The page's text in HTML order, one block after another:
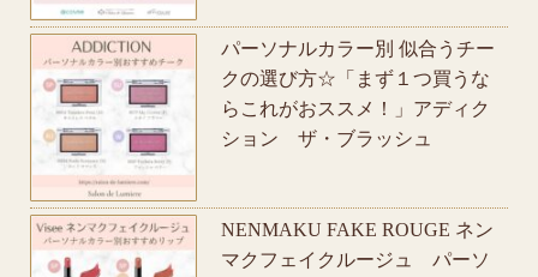
パーソナルカラー別 似合うチー
クの選び方☆「まず１つ買うな
らこれがおススメ！」アディク
ション ザ・ブラッシュ
NENMAKU FAKE ROUGE ネン
マクフェイクルージュ パーソ